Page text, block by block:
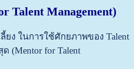
Talent Management)
ยง ในการใช้ศักยภาพของ Talent
(Mentor for Talent